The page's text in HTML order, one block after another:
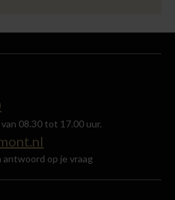
08.30 tot 17.00 uur.
antwoord op je vraag